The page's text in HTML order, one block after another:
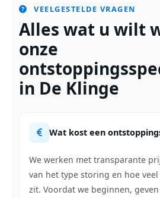
VEELGESTELDE VRAGEN
Alles wat u wilt
onze
in De Klinge
Wat kost een
We werken met transparante
van het type storing en hoe
zit. Voordat we beginnen,